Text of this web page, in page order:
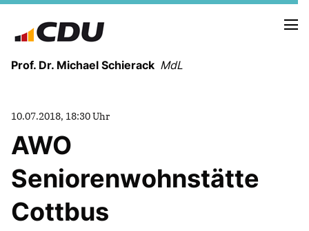
Prof. Dr. Michael Schierack MdL
LEBENSLAUF
HEIMAT UND WERTE
AUSBILDUNG UND WEGMARKEN
BERUFUNG UND MENSCH
10.07.2018, 18:30 Uhr
AWO
Seniorenwohnstätte
Cottbus